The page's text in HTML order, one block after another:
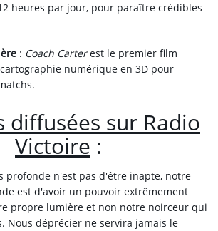
heures par jour, pour paraître crédibles
: Coach Carterest le premier film
numérique en 3D pour
diffusées sur Radio
Victoire :
profonde n'est pas d'être inapte, notre
est d'avoir un pouvoir extrêmement
propre lumière et non notre noirceur qui
Nous déprécier ne servira jamais le